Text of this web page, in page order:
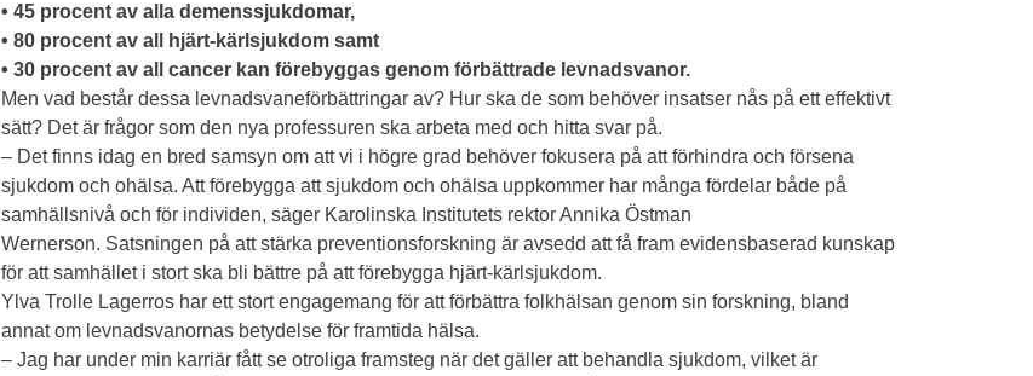
• 45 procent av alla demenssjukdomar,
• 80 procent av all hjärt-kärlsjukdom samt
• 30 procent av all cancer kan förebyggas genom förbättrade levnadsvanor.
Men vad består dessa levnadsvaneförbättringar av? Hur ska de som behöver insatser nås på ett effektivt
sätt? Det är frågor som den nya professuren ska arbeta med och hitta svar på.
– Det finns idag en bred samsyn om att vi i högre grad behöver fokusera på att förhindra och försena
sjukdom och ohälsa. Att förebygga att sjukdom och ohälsa uppkommer har många fördelar både på
samhällsnivå och för individen, säger Karolinska Institutets rektor Annika Östman
Wernerson. Satsningen på att stärka preventionsforskning är avsedd att få fram evidensbaserad kunskap
för att samhället i stort ska bli bättre på att förebygga hjärt-kärlsjukdom.
Ylva Trolle Lagerros har ett stort engagemang för att förbättra folkhälsan genom sin forskning, bland
annat om levnadsvanornas betydelse för framtida hälsa.
– Jag har under min karriär fått se otroliga framsteg när det gäller att behandla sjukdom, vilket är